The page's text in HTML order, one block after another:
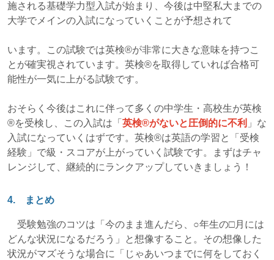
施される基礎学力型入試が始まり、今後は中堅私大までの
大学でメインの入試になっていくことが予想されて
います。この試験では英検®が非常に大きな意味を持つこ
とが確実視されています。英検®を取得していれば合格可
能性が一気に上がる試験です。
おそらく今後はこれに伴って多くの中学生・高校生が英検
®を受検し、この入試は「 英検®がないと圧倒的に不利 」な
入試になっていくはずです。英検®は英語の学習と「受検
経験」で級・スコアが上がっていく試験です。まずはチャ
レンジして、継続的にランクアップしていきましょう！
4. まとめ
受験勉強のコツは「今のまま進んだら、○年生の□月には
どんな状況になるだろう」と想像すること。その想像した
状況がマズそうな場合に「じゃあいつまでに何をしておく